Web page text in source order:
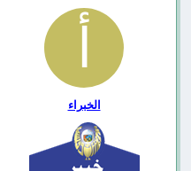
الخبراء